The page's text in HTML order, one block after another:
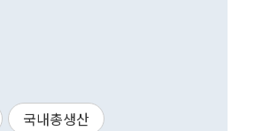
국내총생산